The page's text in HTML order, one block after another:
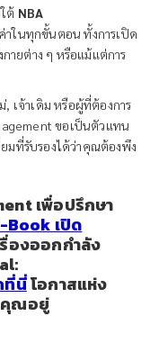
ต้ NBA
ในทุกขั้นตอน ทั้งการเปิด
ายต่าง ๆ หรือแม้แต่การ
เจ้าเดิม หรือผู้ที่ต้องการ
ขอเป็นตัวแทน
ที่รับรองได้ว่าคุณต้องพึง
เพื่อปรึกษา
Book เปิด
องออกกำลัง
ที่นี่โอกาสแห่ง
คุณอยู่